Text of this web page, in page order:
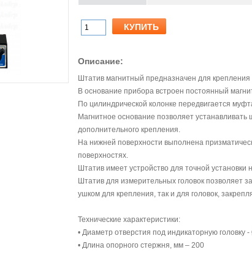
Описание:
Штатив магнитный предназначен для
В основание прибора встроен постоянный
По цилиндрической колонке передвигается
Магнитное основание позволяет
дополнительного крепления.
На нижней поверхности выполнена
поверхностях.
Штатив имеет устройство для точной установки
Штатив для измерительных головок позволяет
ушком для крепления, так и для головок,
Технические характеристики:
• Диаметр отверстия под индикаторную головку
• Длина опорного стержня, мм – 200